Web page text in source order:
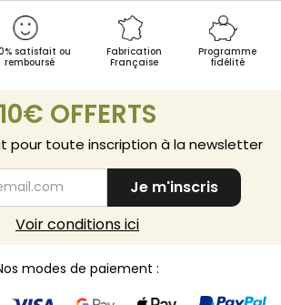
satisfait ou
remboursé
Fabrication
Française
Programme
fidélité
10€ OFFERTS
pour toute inscription à la newsletter
Je m'inscris
Voir conditions ici
modes de paiement :